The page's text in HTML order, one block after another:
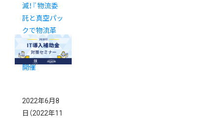
減！『 物流委
託と真空パッ
クで物流革
命！』 オンラ
インセミナー
開催
2022年6月8
日 （2022年11